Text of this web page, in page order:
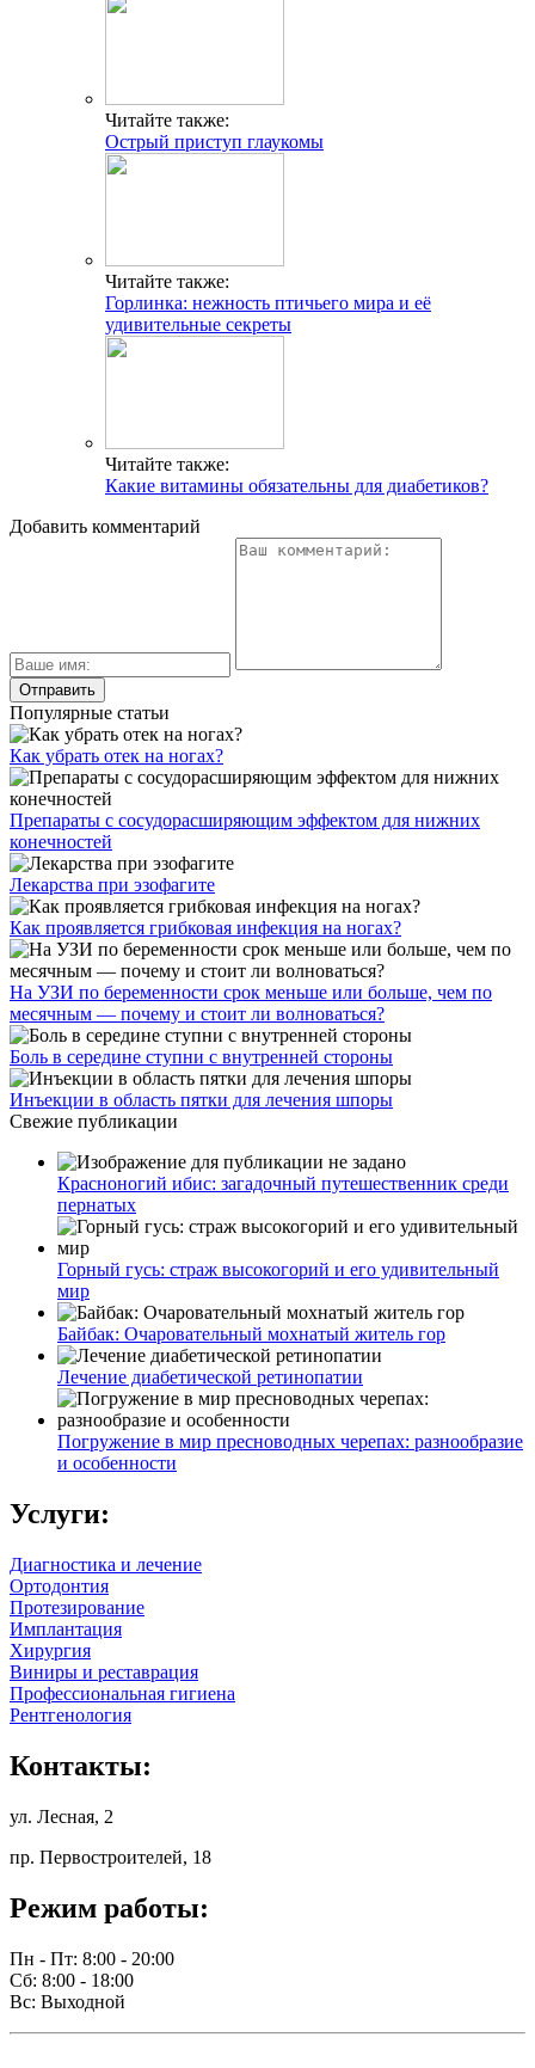
Читайте также:
Острый приступ глаукомы
Читайте также:
Горлинка: нежность птичьего мира и её
удивительные секреты
Читайте также:
Какие витамины обязательны для диабетиков?
Добавить комментарий
Популярные статьи
Как убрать отек на ногах?
Препараты с сосудорасширяющим эффектом для нижних
конечностей
Лекарства при эзофагите
Как проявляется грибковая инфекция на ногах?
На УЗИ по беременности срок меньше или больше, чем по
месячным — почему и стоит ли волноваться?
Боль в середине ступни с внутренней стороны
Инъекции в область пятки для лечения шпоры
Свежие публикации
Красноногий ибис: загадочный путешественник среди
пернатых
Горный гусь: страж высокогорий и его удивительный
мир
Байбак: Очаровательный мохнатый житель гор
Лечение диабетической ретинопатии
Погружение в мир пресноводных черепах: разнообразие
и особенности
Услуги:
Диагностика и лечение
Ортодонтия
Протезирование
Имплантация
Хирургия
Виниры и реставрация
Профессиональная гигиена
Рентгенология
Контакты:
ул. Лесная, 2
пр. Первостроителей, 18
Режим работы:
Пн - Пт: 8:00 - 20:00
Сб: 8:00 - 18:00
Вс: Выходной